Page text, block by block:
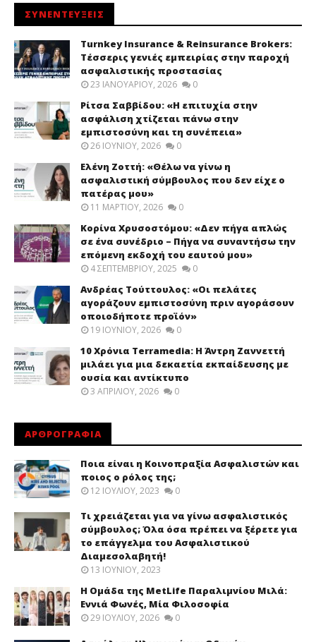
ΣΥΝΕΝΤΕΥΞΕΙΣ
Turnkey Insurance & Reinsurance Brokers:
Τέσσερις γενιές εμπειρίας στην παροχή
ασφαλιστικής προστασίας
23 ΙΑΝΟΥΑΡΊΟΥ, 2026 0
Ρίτσα Σαββίδου: «Η επιτυχία στην
ασφάλιση χτίζεται πάνω στην
εμπιστοσύνη και τη συνέπεια»
26 ΙΟΥΝΊΟΥ, 2026 0
Ελένη Ζοττή: «Θέλω να γίνω η
ασφαλιστική σύμβουλος που δεν είχε ο
πατέρας μου»
11 ΜΑΡΤΊΟΥ, 2026 0
Κορίνα Χρυσοστόμου: «Δεν πήγα απλώς
σε ένα συνέδριο – Πήγα να συναντήσω την
επόμενη εκδοχή του εαυτού μου»
4 ΣΕΠΤΕΜΒΡΊΟΥ, 2025 0
Ανδρέας Τούττουλος: «Οι πελάτες
αγοράζουν εμπιστοσύνη πριν αγοράσουν
οποιοδήποτε προϊόν»
19 ΙΟΥΝΊΟΥ, 2026 0
10 Χρόνια Terramedia: Η Άντρη Ζαννεττή
μιλάει για μια δεκαετία εκπαίδευσης με
ουσία και αντίκτυπο
3 ΑΠΡΙΛΊΟΥ, 2026 0
ΑΡΘΡΟΓΡΑΦΙΑ
Ποια είναι η Κοινοπραξία Ασφαλιστών και
ποιος ο ρόλος της;
12 ΙΟΥΛΊΟΥ, 2023 0
Τι χρειάζεται για να γίνω ασφαλιστικός
σύμβουλος; Όλα όσα πρέπει να ξέρετε για
το επάγγελμα του Ασφαλιστικού
Διαμεσολαβητή!
13 ΙΟΥΝΊΟΥ, 2023
Η Ομάδα της MetLife Παραλιμνίου Μιλά:
Εννιά Φωνές, Μία Φιλοσοφία
29 ΙΟΥΛΊΟΥ, 2026 0